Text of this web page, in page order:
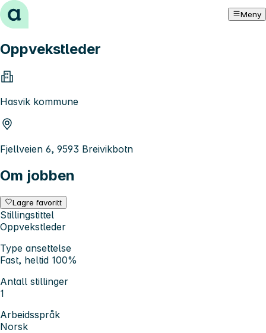
Hopp til innhold Meny
Oppvekstleder
Hasvik kommune
Fjellveien 6, 9593 Breivikbotn
Om jobben
Lagre favoritt
Stillingstittel
Oppvekstleder
Type ansettelse
Fast, heltid 100%
Antall stillinger
1
Arbeidsspråk
Norsk